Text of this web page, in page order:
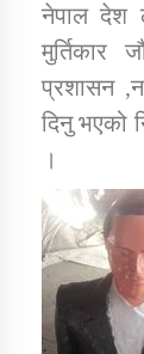
नेपाल देश
मुर्तिकार
प्रशासन
दिनु भएको
।